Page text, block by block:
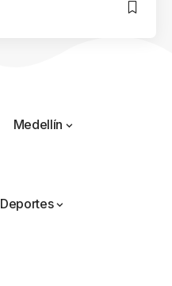
Medellín
Deportes